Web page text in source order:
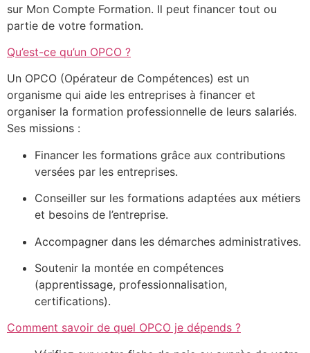
sur Mon Compte Formation. Il peut financer tout ou
partie de votre formation.
Qu’est-ce qu’un OPCO ?
Un OPCO (Opérateur de Compétences) est un
organisme qui aide les entreprises à financer et
organiser la formation professionnelle de leurs salariés.
Ses missions :
Financer les formations grâce aux contributions
versées par les entreprises.
Conseiller sur les formations adaptées aux métiers
et besoins de l’entreprise.
Accompagner dans les démarches administratives.
Soutenir la montée en compétences
(apprentissage, professionnalisation,
certifications).
Comment savoir de quel OPCO je dépends ?